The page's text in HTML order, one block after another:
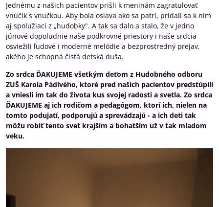
Jednému z našich pacientov prišli k meninám zagratulovať
vnúčik s vnučkou. Aby bola oslava ako sa patrí, pridali sa k nim
aj spolužiaci z „hudobky". A tak sa dalo a stalo, že v jedno
júnové dopoludnie naše podkrovné priestory i naše srdcia
osviežili ľudové i moderné melódie a bezprostredný prejav,
akého je schopná čistá detská duša.
Zo srdca ĎAKUJEME všetkým deťom z Hudobného odboru
ZUŠ Karola Pádivého, ktoré pred našich pacientov predstúpili
a vniesli im tak do života kus svojej radosti a svetla. Zo srdca
ĎAKUJEME aj ich rodičom a pedagógom, ktorí ich, nielen na
tomto podujatí, podporujú a sprevádzajú - a ich deti tak
môžu robiť tento svet krajším a bohatším už v tak mladom
veku.